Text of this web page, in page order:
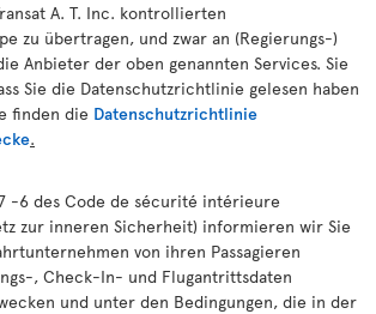
A. T. Inc. kontrollierten
zu übertragen, und zwar an (Regierungs-)
Anbieter der oben genannten Services. Sie
Sie die Datenschutzrichtlinie gelesen haben
finden die Datenschutzrichtlinie
.
-6 des Code de sécurité intérieure
zur inneren Sicherheit) informieren wir Sie
von ihren Passagieren
, Check-In- und Flugantrittsdaten
und unter den Bedingungen, die in der